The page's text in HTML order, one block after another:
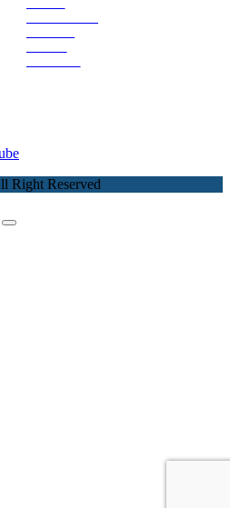
Right Reserved